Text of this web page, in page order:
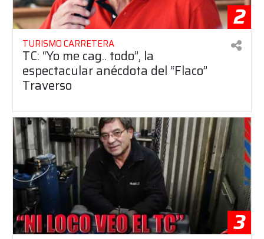
2
TURISMO CARRETERA
TC: “Yo me cag.. todo”, la
espectacular anécdota del “Flaco”
Traverso
3